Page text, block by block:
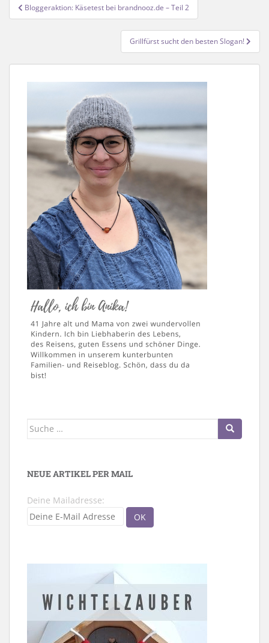
Bloggeraktion: Käsetest bei brandnooz.de – Teil 2
Grillfürst sucht den besten Slogan!
Suche
NEUE ARTIKEL PER MAIL
Deine Mailadresse: